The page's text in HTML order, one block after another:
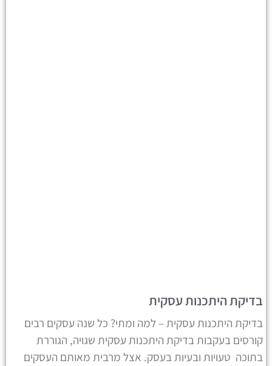
בדיקת היתכנות עסקית
בדיקת היתכנות עסקית – למה ומתי? כל שנה עסקים רבים
קורסים בעקבות בדיקת היתכנות עסקית שגויה, הגוררת
בתוכה טעויות ובעיות בעסק. אצל מרבית מאותם העסקים